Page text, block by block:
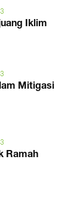
Iklim
Mitigasi
Ramah